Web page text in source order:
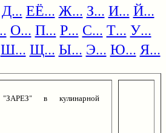
Д... ЕЁ... Ж... З... И... Й...
О... П... Р... С... Т... У...
Ш... Щ... Ы... Э... Ю... Я...
в кулинарной